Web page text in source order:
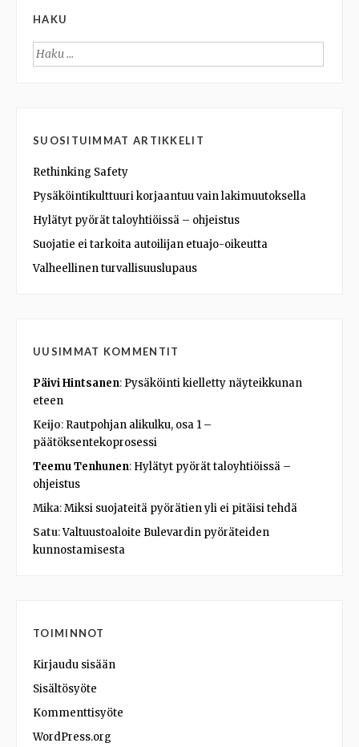
HAKU
Haku:
SUOSITUIMMAT ARTIKKELIT
Rethinking Safety
Pysäköintikulttuuri korjaantuu vain lakimuutoksella
Hylätyt pyörät taloyhtiöissä – ohjeistus
Suojatie ei tarkoita autoilijan etuajo-oikeutta
Valheellinen turvallisuuslupaus
UUSIMMAT KOMMENTIT
Päivi Hintsanen: Pysäköinti kielletty näyteikkunan
eteen
Keijo: Rautpohjan alikulku, osa 1 –
päätöksentekoprosessi
Teemu Tenhunen: Hylätyt pyörät taloyhtiöissä –
ohjeistus
Mika:Miksi suojateitä pyörätien yli ei pitäisi tehdä
Satu:Valtuustoaloite Bulevardin pyöräteiden
kunnostamisesta
TOIMINNOT
Kirjaudu sisään
Sisältösyöte
Kommenttisyöte
WordPress.org